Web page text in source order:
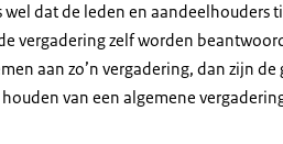
dat de leden en aandeelhouders
vergadering zelf worden
aan zo’n vergadering, dan zijn
van een algemene